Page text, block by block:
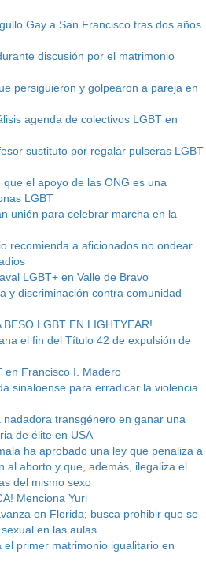
Gay a San Francisco tras dos años
discusión por el matrimonio
persiguieron y golpearon a pareja en
agenda de colectivos LGBT en
sustituto por regalar pulseras LGBT
el apoyo de las ONG es una
LGBT
unión para celebrar marcha en la
recomienda a aficionados no ondear
LGBT+ en Valle de Bravo
y discriminación contra comunidad
BESO LGBT EN LIGHTYEAR!
el fin del Título 42 de expulsión de
en Francisco I. Madero
sinaloense para erradicar la violencia
transgénero en ganar una
de élite en USA
ha aprobado una ley que penaliza a
al aborto y que, además, ilegaliza el
del mismo sexo
Menciona Yuri
en Florida; busca prohibir que se
en las aulas
primer matrimonio igualitario en